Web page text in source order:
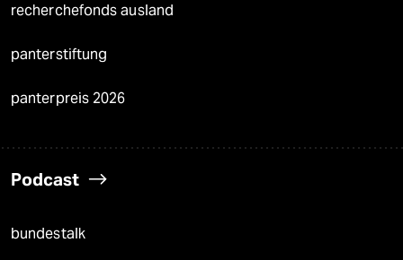
recherchefonds ausland
panterstiftung
panterpreis 2026
Podcast
bundestalk